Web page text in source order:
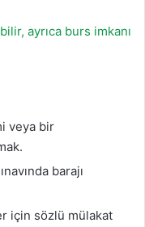
ayrıca burs imkanı
veya bir
barajı
için sözlü mülakat